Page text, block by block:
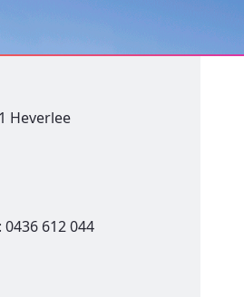
Heverlee
612 044